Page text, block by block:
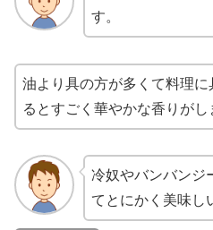
す。
油より具の方が多くて料理
るとすごく華やかな香りがし
冷奴やバンバンジ
てとにかく美味し